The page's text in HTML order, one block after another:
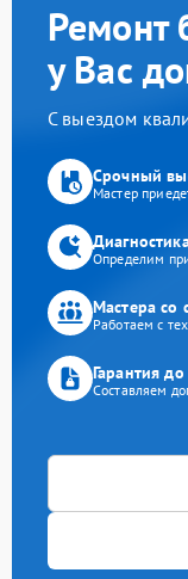
Ремонт
у Вас
С выездом
Срочный
Мастер
Определим
Мастера со
Работаем с
Гарантия
Составляем